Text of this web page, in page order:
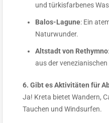
und türkisfarbenes
Balos-Lagune: Ein
Naturwunder.
Altstadt von Rethymno
aus der venezianischen
6. Gibt es Aktivitäten für
Ja! Kreta bietet Wandern,
Tauchen und Windsurfen.